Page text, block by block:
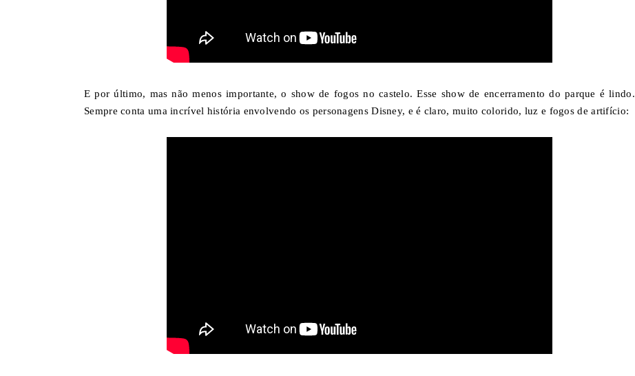
E por último, mas não menos importante, o show de fogos no castelo. Esse show de encerramento do parque é lindo.
Sempre conta uma incrível história envolvendo os personagens Disney, e é claro, muito colorido, luz e fogos de artifício: